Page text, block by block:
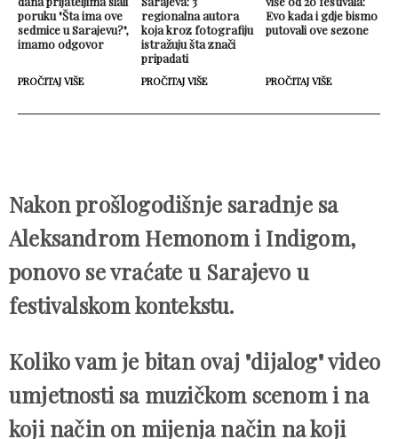
poruku "Šta ima ove
sedmice u Sarajevu?",
imamo odgovor
PROČITAJ VIŠE
regionalna autora
koja kroz fotografiju
istražuju šta znači
pripadati
PROČITAJ VIŠE
Evo kada i gdje bismo
putovali ove sezone
PROČITAJ VIŠE
Nakon prošlogodišnje saradnje sa
Aleksandrom Hemonom i Indigom,
ponovo se vraćate u Sarajevo u
festivalskom kontekstu.
Koliko vam je bitan ovaj "dijalog" video
umjetnosti sa muzičkom scenom i na
koji način on mijenja način na koji